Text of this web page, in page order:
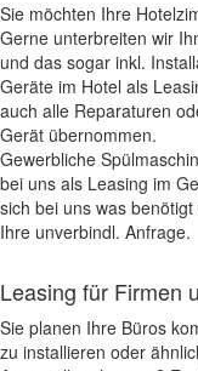
Sie möchten Ihre
Gerne unterbreiten wir
und das sogar inkl.
Geräte im Hotel als
auch alle Reparaturen
Gerät übernommen.
Gewerbliche
bei uns als Leasing im
sich bei uns was
Ihre unverbindl. Anfrage.
Leasing für Firmen
Sie planen Ihre Büros
zu installieren oder